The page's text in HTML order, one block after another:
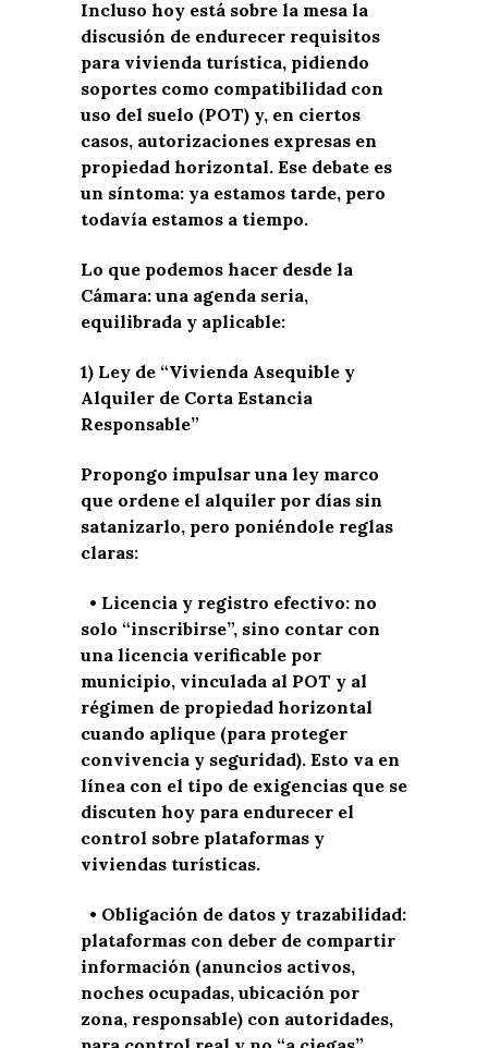
Incluso hoy está sobre la mesa la
discusión de endurecer requisitos
para vivienda turística, pidiendo
soportes como compatibilidad con
uso del suelo (POT) y, en ciertos
casos, autorizaciones expresas en
propiedad horizontal. Ese debate es
un síntoma: ya estamos tarde, pero
todavía estamos a tiempo.
Lo que podemos hacer desde la
Cámara: una agenda seria,
equilibrada y aplicable:
1) Ley de “Vivienda Asequible y
Alquiler de Corta Estancia
Responsable”
Propongo impulsar una ley marco
que ordene el alquiler por días sin
satanizarlo, pero poniéndole reglas
claras:
• Licencia y registro efectivo: no
solo “inscribirse”, sino contar con
una licencia verificable por
municipio, vinculada al POT y al
régimen de propiedad horizontal
cuando aplique (para proteger
convivencia y seguridad). Esto va en
línea con el tipo de exigencias que se
discuten hoy para endurecer el
control sobre plataformas y
viviendas turísticas.
• Obligación de datos y trazabilidad:
plataformas con deber de compartir
información (anuncios activos,
noches ocupadas, ubicación por
zona, responsable) con autoridades,